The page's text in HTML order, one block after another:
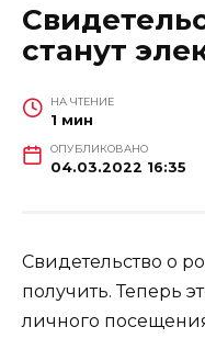
станут
НА ЧТЕНИЕ
1 мин
ОПУБЛИКОВАНО
04.03.2022 16:35
Свидетельство о
получить. Теперь
личного